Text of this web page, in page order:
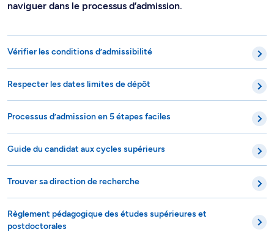
naviguer dans le processus d’admission.
Vérifier les conditions d’admissibilité
Respecter les dates limites de dépôt
Processus d’admission en 5 étapes faciles
Guide du candidat aux cycles supérieurs
Trouver sa direction de recherche
Règlement pédagogique des études supérieures et
postdoctorales